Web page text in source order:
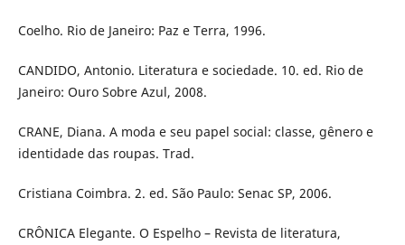
Coelho. Rio de Janeiro: Paz e Terra, 1996.
CANDIDO, Antonio. Literatura e sociedade. 10. ed. Rio de
Janeiro: Ouro Sobre Azul, 2008.
CRANE, Diana. A moda e seu papel social: classe, gênero e
identidade das roupas. Trad.
Cristiana Coimbra. 2. ed. São Paulo: Senac SP, 2006.
CRÔNICA Elegante. O Espelho – Revista de literatura,